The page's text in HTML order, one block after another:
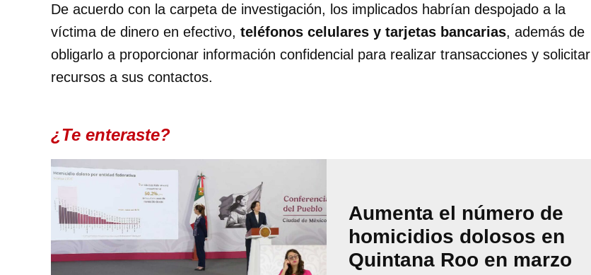
De acuerdo con la carpeta de investigación, los implicados habrían despojado a la
víctima de dinero en efectivo, teléfonos celulares y tarjetas bancarias, además de
obligarlo a proporcionar información confidencial para realizar transacciones y solicitar
recursos a sus contactos.
¿Te enteraste?
Aumenta el número de
homicidios dolosos en
Quintana Roo en marzo